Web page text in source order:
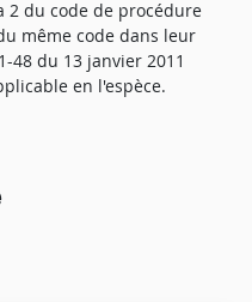
2 du code de procédure
même code dans leur
48 du 13 janvier 2011
en l'espèce.